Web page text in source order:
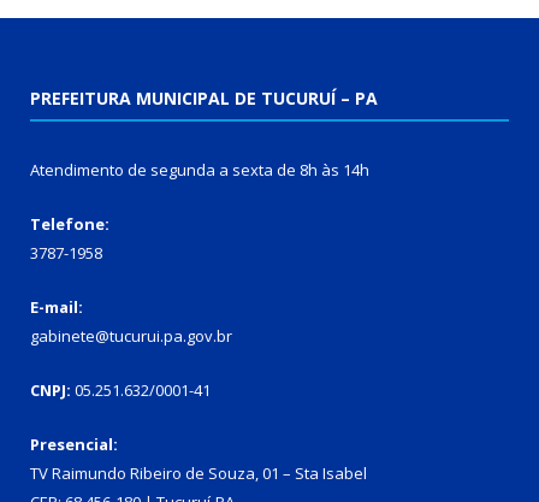
PREFEITURA MUNICIPAL DE TUCURUÍ – PA
Atendimento de segunda a sexta de 8h às 14h
Telefone:
3787-1958
E-mail:
gabinete@tucurui.pa.gov.br
CNPJ: 05.251.632/0001-41
Presencial:
TV Raimundo Ribeiro de Souza, 01 – Sta Isabel